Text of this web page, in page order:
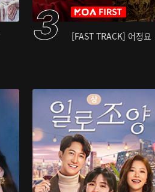
[FAST TRACK] 어정요